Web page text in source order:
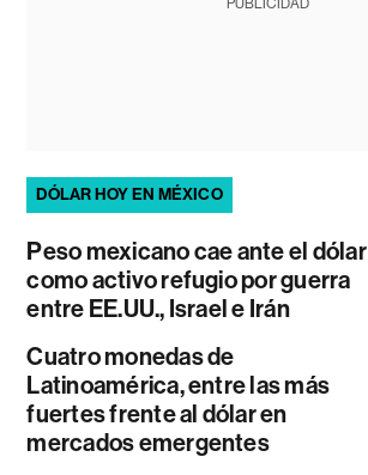
PUBLICIDAD
DÓLAR HOY EN MÉXICO
Peso mexicano cae ante el dólar
como activo refugio por guerra
entre EE.UU., Israel e Irán
Cuatro monedas de
Latinoamérica, entre las más
fuertes frente al dólar en
mercados emergentes